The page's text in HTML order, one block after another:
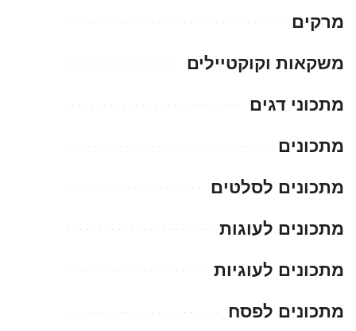
מרקים
משקאות וקוקטיילים
מתכוני דגים
מתכונים
מתכונים לסלטים
מתכונים לעוגות
מתכונים לעוגיות
מתכונים לפסח